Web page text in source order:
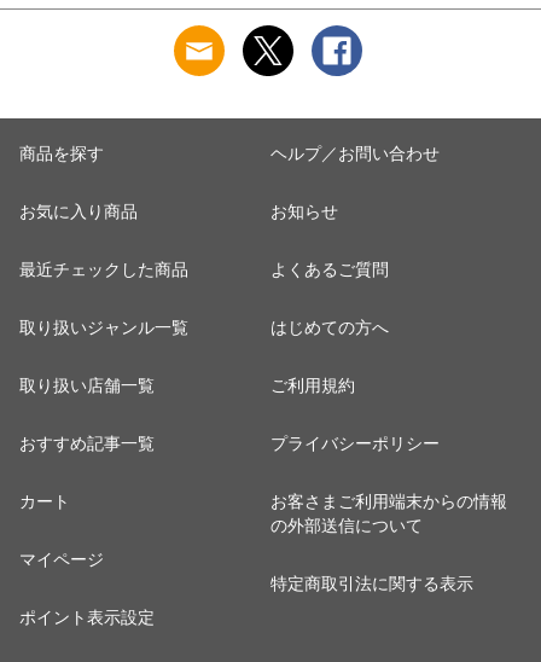
ギフト・仕送りに
も！
商品を探す
お気に入り商品
最近チェックした商品
取り扱いジャンル一覧
取り扱い店舗一覧
おすすめ記事一覧
カート
マイページ
ポイント表示設定
ヘルプ／お問い合わせ
お知らせ
よくあるご質問
はじめての方へ
ご利用規約
プライバシーポリシー
お客さまご利用端末からの情報
の外部送信について
特定商取引法に関する表示